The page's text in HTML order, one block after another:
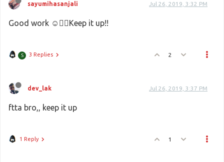
sayumihasanjali Jul 26, 2019, 3:32 PM
Good work ☺️👍🏻Keep it up!!
S 3 Replies 2
dev_lak Jul 26, 2019, 3:37 PM
ftta bro,, keep it up
1 Reply 1